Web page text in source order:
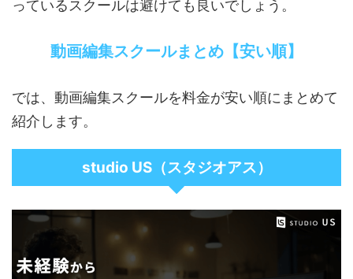
っているスクールは避けても良いでしょう。
動画編集スクールまとめ【安い順】
では、動画編集スクールを料金が安い順にまとめて
紹介します。
studio US（スタジオアス）